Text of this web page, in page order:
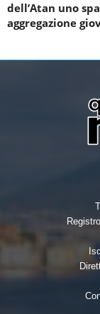
o
k
r
I
dell’Atan uno
aggregazione